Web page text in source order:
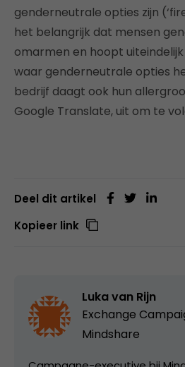
genderneutrale opties zijn
het belangrijk dat mensen
omarmen en hoopt
waar genderneutrale opties
bedrijf daagt ook hun
Google Translate, uit om te
Deel dit artikel
Kopieer link
Luka van Rijn
Exchange
Mindshare